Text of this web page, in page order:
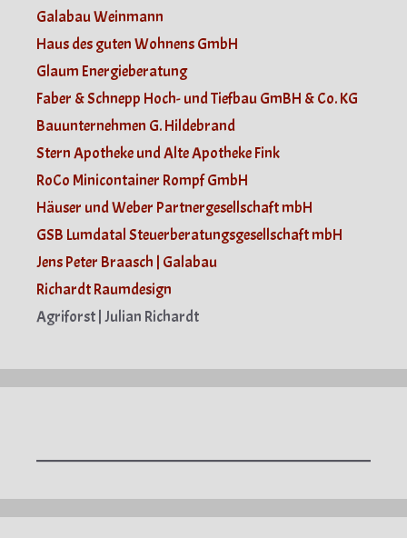
Galabau Weinmann
Haus des guten Wohnens GmbH
Glaum Energieberatung
Faber & Schnepp Hoch- und Tiefbau GmBH & Co. KG
Bauunternehmen G. Hildebrand
Stern Apotheke und Alte Apotheke Fink
RoCo Minicontainer Rompf GmbH
Häuser und Weber Partnergesellschaft mbH
GSB Lumdatal Steuerberatungsgesellschaft mbH
Jens Peter Braasch | Galabau
Richardt Raumdesign
Agriforst | Julian Richardt